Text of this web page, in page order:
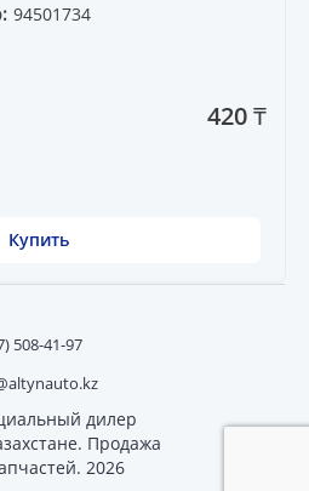
94501734
420 ₸
Купить
508-41-97
дилер
Продажа
2026